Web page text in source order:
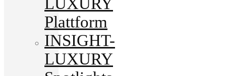
Plattform
INSIGHT-
LUXURY